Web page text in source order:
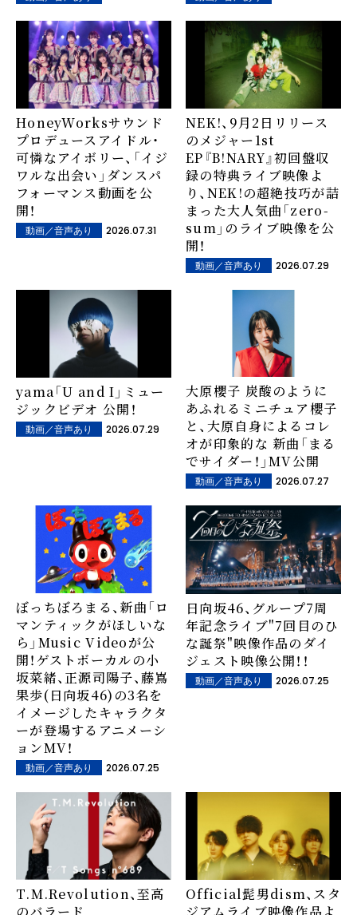
HoneyWorksサウンド
プロデュースアイドル・
可憐なアイボリー、「イジ
ワルな出会い」ダンスパ
フォーマンス動画を公
開！
動画／音声あり 2026.07.31
NEK!、9月2日リリース
のメジャー1st
EP『B!NARY』初回盤収
録の特典ライブ映像よ
り、NEK!の超絶技巧が詰
まった大人気曲「zero-
sum」のライブ映像を公
開！
動画／音声あり 2026.07.29
yama「U and I」ミュー
ジックビデオ 公開！
動画／音声あり 2026.07.29
大原櫻子 炭酸のように
あふれるミニチュア櫻子
と、大原自身によるコレ
オが印象的な 新曲「まる
でサイダー！」MV公開
動画／音声あり 2026.07.27
ぼっちぼろまる、新曲「ロ
マンティックがほしいな
ら」Music Videoが公
開！ゲストボーカルの小
坂菜緒、正源司陽子、藤嶌
果歩(日向坂46)の3名を
イメージしたキャラクタ
ーが登場するアニメーシ
ョンMV！
動画／音声あり 2026.07.25
日向坂46、グループ7周
年記念ライブ"7回目のひ
な誕祭"映像作品のダイ
ジェスト映像公開！！
動画／音声あり 2026.07.25
T.M.Revolution、至高
Official髭男dism、スタ